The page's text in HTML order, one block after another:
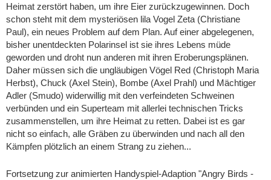
Heimat zerstört haben, um ihre Eier zurückzugewinnen. Doch
schon steht mit dem mysteriösen lila Vogel Zeta (Christiane
Paul), ein neues Problem auf dem Plan. Auf einer abgelegenen,
bisher unentdeckten Polarinsel ist sie ihres Lebens müde
geworden und droht nun anderen mit ihren Eroberungsplänen.
Daher müssen sich die ungläubigen Vögel Red (Christoph Maria
Herbst), Chuck (Axel Stein), Bombe (Axel Prahl) und Mächtiger
Adler (Smudo) widerwillig mit den verfeindeten Schweinen
verbünden und ein Superteam mit allerlei technischen Tricks
zusammenstellen, um ihre Heimat zu retten. Dabei ist es gar
nicht so einfach, alle Gräben zu überwinden und nach all den
Kämpfen plötzlich an einem Strang zu ziehen...
Fortsetzung zur animierten Handyspiel-Adaption "Angry Birds -